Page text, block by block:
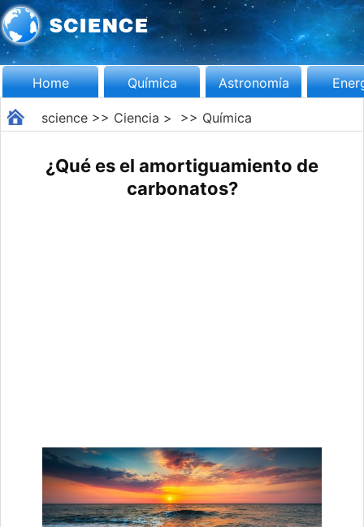
Home Química Astronomía
science>> Ciencia > >> Química
¿Qué es el amortiguamiento de
carbonatos?